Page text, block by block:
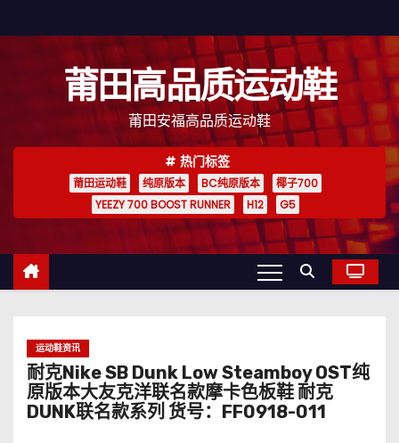
至
莆田高品质运动鞋
莆田安福高品质运动鞋
热门标签
莆田运动鞋 纯原版本 BC纯原版本
椰子700
YEEZY 700 BOOST RUNNER
H12 G5
运动鞋资讯
耐克Nike SB Dunk Low Steamboy OST纯
原版本大友克洋联名款摩卡色板鞋 耐克
DUNK联名款系列 货号：FF0918-011